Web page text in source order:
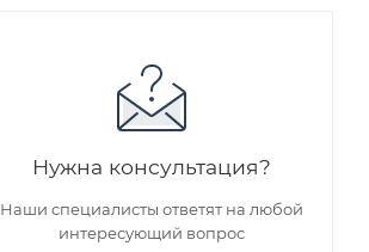
Нужна консультация?
Наши специалисты ответят на любой
интересующий вопрос